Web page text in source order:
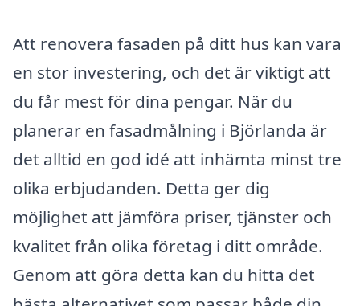
Att renovera fasaden på ditt hus kan vara
en stor investering, och det är viktigt att
du får mest för dina pengar. När du
planerar en fasadmålning i Björlanda är
det alltid en god idé att inhämta minst tre
olika erbjudanden. Detta ger dig
möjlighet att jämföra priser, tjänster och
kvalitet från olika företag i ditt område.
Genom att göra detta kan du hitta det